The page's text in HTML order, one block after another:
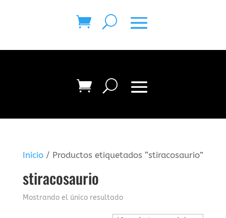
Inicio/ Productos etiquetados “stiracosaurio”
stiracosaurio
Mostrando el único resultado